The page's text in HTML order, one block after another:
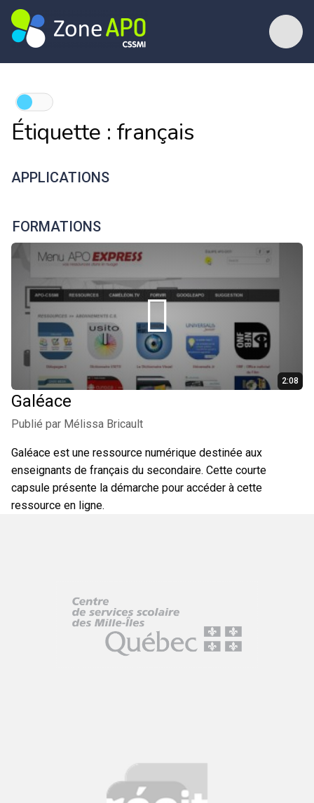
Étiquette : français
APPLICATIONS
Hugo L'Escargot
Coloriage, jeux, idées d'activités et calendriers.
ARTS PLASTIQUES
PUBLICITÉ
FORMATIONS
2:08
Galéace
Publié par Mélissa Bricault
Galéace est une ressource numérique destinée aux
enseignants de français du secondaire. Cette courte
capsule présente la démarche pour accéder à cette
ressource en ligne.